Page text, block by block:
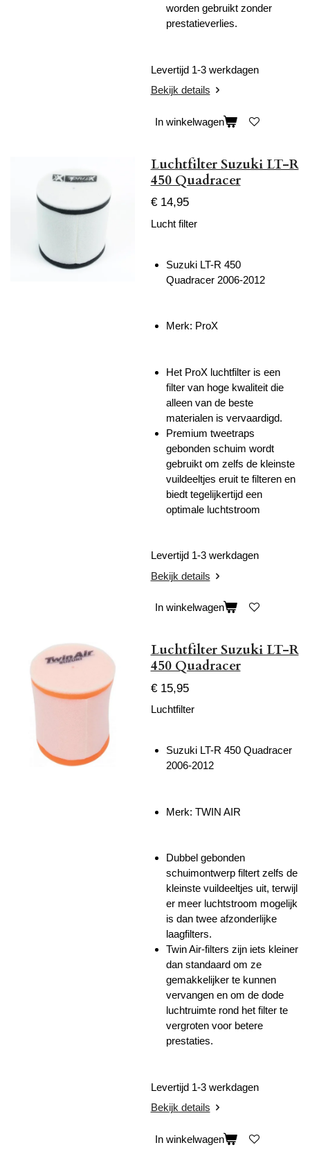
worden gebruikt zonder
prestatieverlies.
Levertijd 1-3 werkdagen
Bekijk details
In winkelwagen
Luchtfilter Suzuki LT-R
450 Quadracer
€ 14,95
Lucht filter
Suzuki LT-R 450
Quadracer 2006-2012
Merk: ProX
Het ProX luchtfilter is een
filter van hoge kwaliteit die
alleen van de beste
materialen is vervaardigd.
Premium tweetraps
gebonden schuim wordt
gebruikt om zelfs de kleinste
vuildeeltjes eruit te filteren en
biedt tegelijkertijd een
optimale luchtstroom
Levertijd 1-3 werkdagen
Bekijk details
In winkelwagen
Luchtfilter Suzuki LT-R
450 Quadracer
€ 15,95
Luchtfilter
Suzuki LT-R 450 Quadracer
2006-2012
Merk: TWIN AIR
Dubbel gebonden
schuimontwerp filtert zelfs de
kleinste vuildeeltjes uit, terwijl
er meer luchtstroom mogelijk
is dan twee afzonderlijke
laagfilters.
Twin Air-filters zijn iets kleiner
dan standaard om ze
gemakkelijker te kunnen
vervangen en om de dode
luchtruimte rond het filter te
vergroten voor betere
prestaties.
Levertijd 1-3 werkdagen
Bekijk details
In winkelwagen